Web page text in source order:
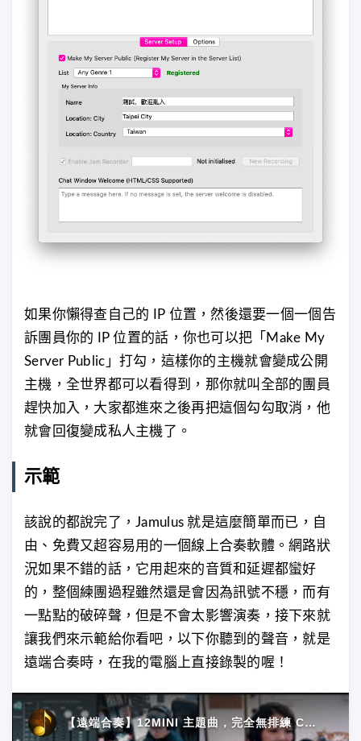
如果你懶得查自己的 IP 位置，然後還要一個一個告
訴團員你的 IP 位置的話，你也可以把「Make My
Server Public」打勾，這樣你的主機就會變成公開
主機，全世界都可以看得到，那你就叫全部的團員
趕快加入，大家都進來之後再把這個勾勾取消，他
就會回復變成私人主機了。
示範
該說的都說完了，Jamulus 就是這麼簡單而已，自
由、免費又超容易用的一個線上合奏軟體。網路狀
況如果不錯的話，它用起來的音質和延遲都蠻好
的，整個練團過程雖然還是會因為訊號不穩，而有
一點點的破碎聲，但是不會太影響演奏，接下來就
讓我們來示範給你看吧，以下你聽到的聲音，就是
遠端合奏時，在我的電腦上直接錄製的喔！